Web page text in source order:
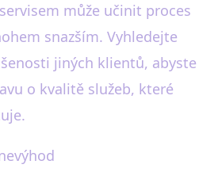
může učinit proces
snazším. Vyhledejte
jiných klientů, abyste
o kvalitě služeb, které